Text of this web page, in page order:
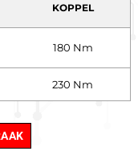
KOPPEL
180 Nm
230 Nm